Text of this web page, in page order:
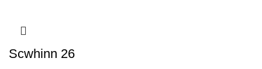
Scwhinn 26